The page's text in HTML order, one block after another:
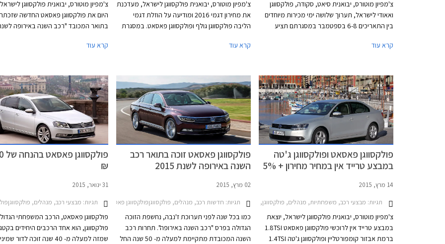
צ'מפיון מוטורס, יבואנית סיאט, סקודה, פולקסווגן
ואאודי לישראל, תערוך שלושה ימי מכירות מיוחדים
בין התאריכים 6-8 בספטמבר במסגרתם תציע
אאודי וסיאט טרם פורסמו, אך ריכזנו עבורכם מספר
קרא עוד
צ'מפיון מוטורס, יבואנית פולקסווגן לישראל, מעדכנת
את מחירון דגמי 2016 ומודיעה על הוזלת דגמי
הליבה פולקסווגן גולף ופולקסווגן פאסאט. במסגרת
קומפורטליין המצויידת במנוע 1.4 TSI בהספק 150
כ"ס, תשווק מעתה במחיר 144,900 ₪ המגלם
הוזלה של 3,700 ₪ מהמחיר הקודם שעמד על
148,600 ₪.
קרא עוד
צ'מפיון מוטורס, יבואנית פולקסווגן
היום את פולקסווגן פאסאט החדשה
שבין המשפחתיות הגדולות העממיות
צעד נוסף לכיוון המתחרות היוקרתיות
מוקפד ויוקרתי מבעבר לצד שלל מערכות
ובטיחות מתקדמות.
קרא עוד
פולקסווגן פאסאט ופולקסווגן ג'טה
במבצע טרייד אין במחיר מחירון + 5%
14 מרץ, 2015
תגיות: מבצעי רכב, משפחתיות, מנהלים, פולקסווגן, פולקסווגן פאסאט 2011-2015פולקסווגן ג'טה 2011-2015
צ'מפיון מוטורס, יבואנית פולקסווגן לישראל, יוצאת
במבצע טרייד אין לרוכשי פולקסווגן פאסאט 1.8TSI
ברמת אבזור קומפורטליין ופולקסווגן ג'טה 1.4TSI
פולקסווגן פאסאט זוכה בתואר רכב
השנה באירופה לשנת 2015
02 מרץ, 2015
תגיות: חדשות רכב, מנהלים, פולקסווגןפולקסווגן פאסאט 2015-2019
כמו בכל שנה לפני תערוכת ז'נבה, נחשפת הזוכה
הגדולה בפרס "רכב השנה באירופה". תחרות רכב
השנה המכובדת מתקיימת למעלה מ- 50 שנה החל
₪
31 ינואר, 2015
תגיות: מבצעי רכב, מנהלים,
פולקסווגן פאסאט, הרכב המשפחתי
פולקסווגן, הוא אחד הרכבים היחידים
שמזה למעלה מ- 40 שנה זוכה לדור